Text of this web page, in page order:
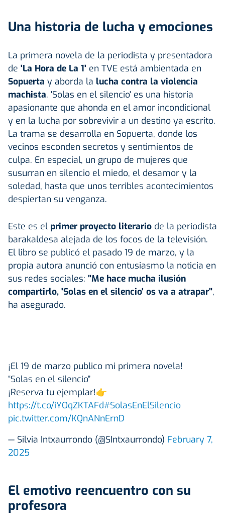
Una historia de lucha y emociones
La primera novela de la periodista y presentadora
de 'La Hora de La 1' en TVE está ambientada en
Sopuerta y aborda la lucha contra la violencia
machista. 'Solas en el silencio' es una historia
apasionante que ahonda en el amor incondicional
y en la lucha por sobrevivir a un destino ya escrito.
La trama se desarrolla en Sopuerta, donde los
vecinos esconden secretos y sentimientos de
culpa. En especial, un grupo de mujeres que
susurran en silencio el miedo, el desamor y la
soledad, hasta que unos terribles acontecimientos
despiertan su venganza.
Este es el primer proyecto literario de la periodista
barakaldesa alejada de los focos de la televisión.
El libro se publicó el pasado 19 de marzo, y la
propia autora anunció con entusiasmo la noticia en
sus redes sociales: "Me hace mucha ilusión
compartirlo, 'Solas en el silencio' os va a atrapar",
ha asegurado.
¡El 19 de marzo publico mi primera novela!
“Solas en el silencio”
¡Reserva tu ejemplar!👉
https://t.co/iYOqZKTAFd#SolasEnElSilencio
pic.twitter.com/KQnANnErnD
— Silvia Intxaurrondo (@SIntxaurrondo) February 7,
2025
El emotivo reencuentro con su
profesora